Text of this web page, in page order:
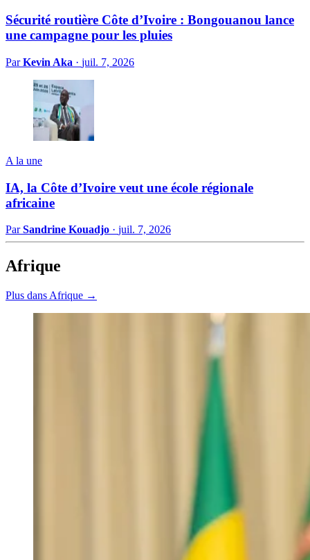
Sécurité routière Côte d’Ivoire : Bongouanou lance
une campagne pour les pluies
ParKevin Aka · juil. 7, 2026
A la une
IA, la Côte d’Ivoire veut une école régionale
africaine
ParSandrine Kouadjo · juil. 7, 2026
Afrique
Plus dans Afrique →